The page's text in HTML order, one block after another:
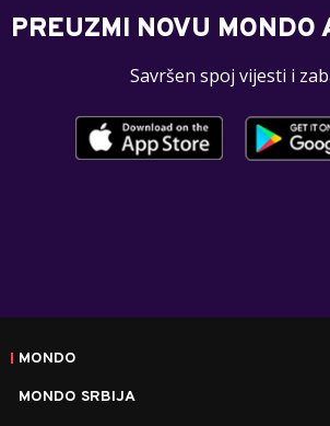
PREUZMI NOVU MONDO
Savršen spoj vijesti i
MONDO
MONDO SRBIJA